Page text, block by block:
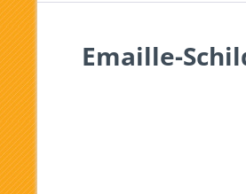
Emaille-